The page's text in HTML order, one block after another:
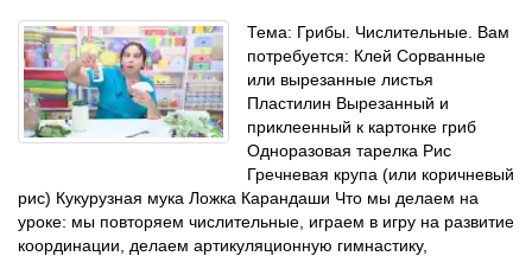
Тема: Грибы. Числительные. Вам
потребуется: Клей Сорванные
или вырезанные листья
Пластилин Вырезанный и
приклеенный к картонке гриб
Одноразовая тарелка Рис
Гречневая крупа (или коричневый
рис) Кукурузная мука Ложка Карандаши Что мы делаем на
уроке: мы повторяем числительные, играем в игру на развитие
координации, делаем артикуляционную гимнастику,